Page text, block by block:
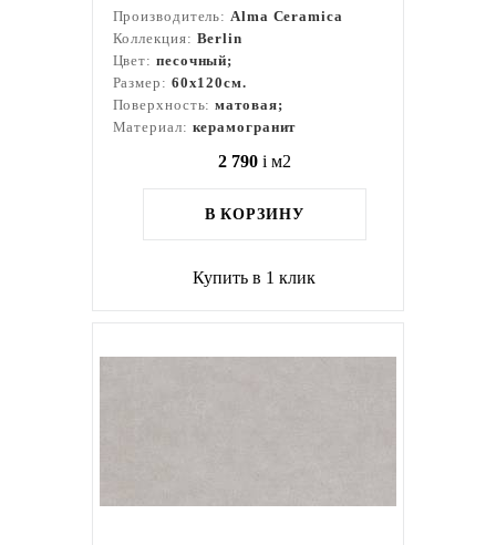
Производитель:Alma Ceramica
Коллекция: Berlin
Цвет: песочный;
Размер: 60x120см.
Поверхность:матовая;
Материал: керамогранит
2 790 i м2
В КОРЗИНУ
Купить в 1 клик